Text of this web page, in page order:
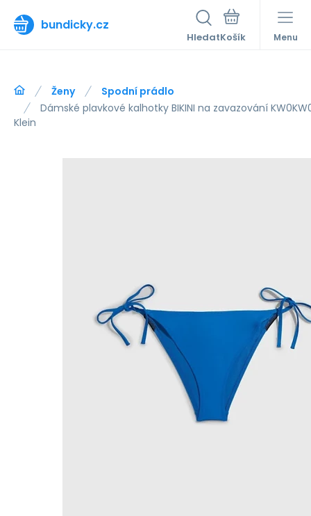
bundicky.cz
Hledat Menu
Ženy
Spodní prádlo
Dámské plavkové kalhotky BIKINI na zavazování
Klein